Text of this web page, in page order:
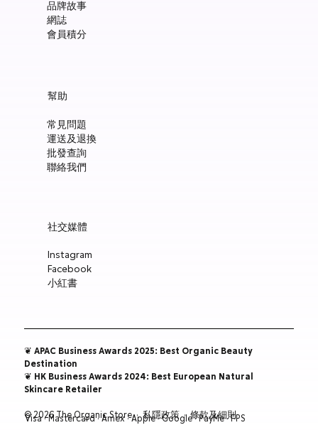
品牌故事
網誌
會員積分
幫助
常見問題
運送及退換
批發查詢
聯絡我們
社交媒體
Instagram
Facebook
小紅書
❦ APAC Business Awards 2025: Best Organic Beauty
Destination
❦ HK Business Awards 2024: Best European Natural
Skincare Retailer
© 2026 The Organic Store ·私隱政策·條款及細則
Visa · Mastercard · Amex · Apple · Google · PayMe · FPS